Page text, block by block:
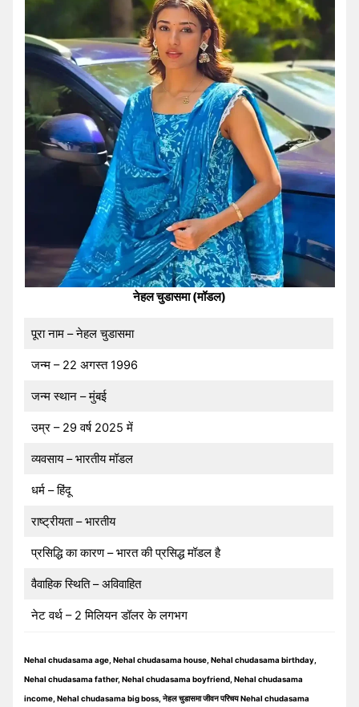
नेहल चुडासमा (मॉडल)
पूरा नाम – नेहल चुडासमा
जन्म – 22 अगस्त 1996
जन्म स्थान – मुंबई
उम्र – 29 वर्ष 2025 में
व्यवसाय – भारतीय मॉडल
धर्म – हिंदू
राष्ट्रीयता – भारतीय
प्रसिद्धि का कारण – भारत की प्रसिद्ध मॉडल है
वैवाहिक स्थिति – अविवाहित
नेट वर्थ – 2 मिलियन डॉलर के लगभग
Nehal chudasama age, Nehal chudasama house, Nehal chudasama birthday,
Nehal chudasama father, Nehal chudasama boyfriend, Nehal chudasama
income, Nehal chudasama big boss, नेहल चुडासमा जीवन परिचय Nehal chudasama